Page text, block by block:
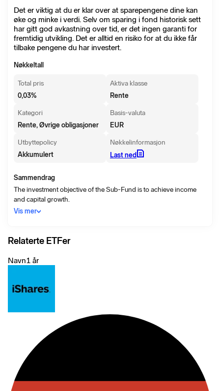
Det er viktig at du er klar over at sparepengene dine kan
øke og minke i verdi. Selv om sparing i fond historisk sett
har gitt god avkastning over tid, er det ingen garanti for
fremtidig utvikling. Det er alltid en risiko for at du ikke får
tilbake pengene du har investert.
Nøkkeltall
Total pris
0,03%
Aktiva klasse
Rente
Kategori
Rente, Øvrige obligasjoner
Basis-valuta
EUR
Utbyttepolicy
Akkumulert
Nøkkelinformasjon
Last ned
Sammendrag
The investment objective of the Sub-Fund is to achieve income
and capital growth.
Vis mer
Relaterte ETFer
Navn1 år